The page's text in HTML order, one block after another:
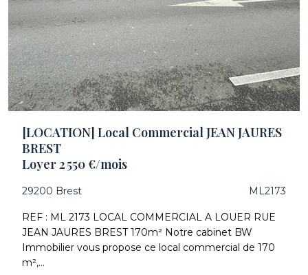
[LOCATION] Local Commercial JEAN JAURES
BREST
Loyer 2 550 €/mois
29200 Brest ML2173
REF : ML 2173 LOCAL COMMERCIAL A LOUER RUE
JEAN JAURES BREST 170m² Notre cabinet BW
Immobilier vous propose ce local commercial de 170
m²,...